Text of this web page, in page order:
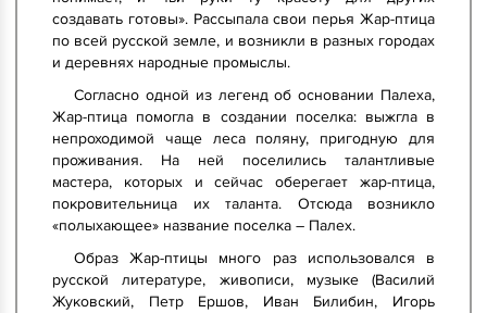
создавать готовы». Рассыпала свои перья Жар-птица
по всей русской земле, и возникли в разных городах
и деревнях народные промыслы.
Согласно одной из легенд об основании Палеха,
Жар-птица помогла в создании поселка: выжгла в
непроходимой чаще леса поляну, пригодную для
проживания. На ней поселились талантливые
мастера, которых и сейчас оберегает жар-птица,
покровительница их таланта. Отсюда возникло
«полыхающее» название поселка – Палех.
Образ Жар-птицы много раз использовался в
русской литературе, живописи, музыке (Василий
Жуковский, Петр Ершов, Иван Билибин, Игорь